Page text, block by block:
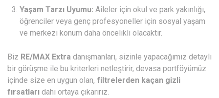
Yaşam Tarzı Uyumu: Aileler için okul ve park yakınlığı,
öğrenciler veya genç profesyoneller için sosyal yaşam
ve merkezi konum daha öncelikli olacaktır.
Biz RE/MAX Extra danışmanları, sizinle yapacağımız detaylı
bir görüşme ile bu kriterleri netleştirir, devasa portföyümüz
içinde size en uygun olan, filtrelerden kaçan gizli
fırsatları dahi ortaya çıkarırız.